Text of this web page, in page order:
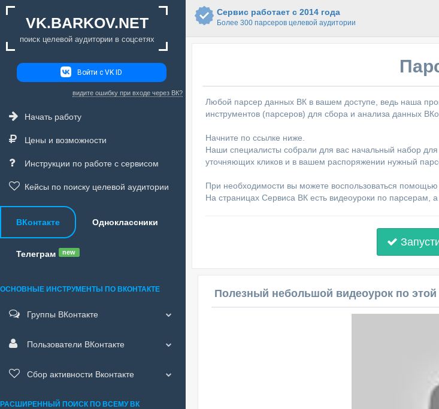
Сервис работает с 2014 года
Более 300 парсеров целевой аудитории
Любой парсер данных ВК в вашем доступе, ведь наша
инструментов (парсеров) для сбора и анализа данных
Начните по ссылке ниже.
Наши специалисты собрали для вас начальный набор
уточняющих кликов и в вашем распоряжении нужный
При необходимости вы можете воспользоваться
На страницах Сервиса ВК есть видеоуроки по парсерам,
Полезный небольшой видеоурок по этой
VK.BARKOV.NET
поиск целевой аудитории в соцсетях
Войти с VK ID
видите ошибку при входе через ВК?
Начать работу
Цены и возможности
Инструкции по работе с сервисом
Кейсы по поиску целевой аудитории
ВКонтакте Одноклассники
Телеграм new
ОСНОВНЫЕ ИНСТРУМЕНТЫ ПО ВКОНТАКТЕ
Группы ВКонтакте
Пользователи ВКонтакте
Сбор активности Вконтакте
РАСШИРЕННЫЙ ПОИСК ПО ВСЕМУ ВК